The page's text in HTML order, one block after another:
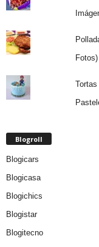
Blogroll
Blogicars
Blogicasa
Blogichics
Blogistar
Blogitecno